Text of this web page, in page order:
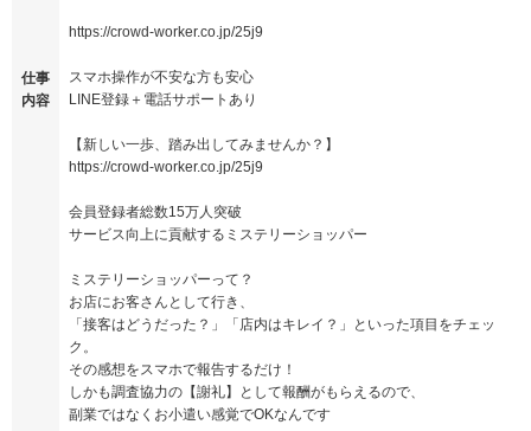
仕事
内容
https://crowd-worker.co.jp/25j9
スマホ操作が不安な方も安心
LINE登録＋電話サポートあり
【新しい一歩、踏み出してみませんか？】
https://crowd-worker.co.jp/25j9
会員登録者総数15万人突破
サービス向上に貢献するミステリーショッパー
ミステリーショッパーって？
お店にお客さんとして行き、
「接客はどうだった？」「店内はキレイ？」といった項目をチェッ
ク。
その感想をスマホで報告するだけ！
しかも調査協力の【謝礼】として報酬がもらえるので、
副業ではなくお小遣い感覚でOKなんです